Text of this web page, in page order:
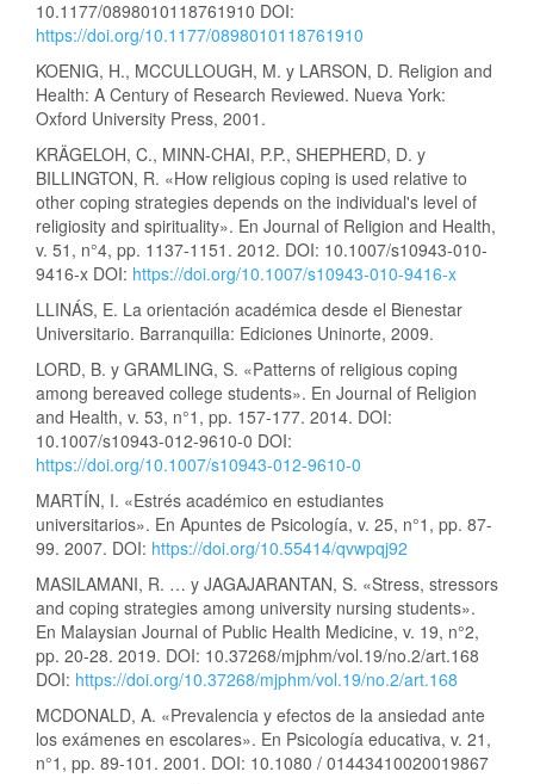
10.1177/0898010118761910 DOI:
https://doi.org/10.1177/0898010118761910
KOENIG, H., MCCULLOUGH, M. y LARSON, D. Religion and
Health: A Century of Research Reviewed. Nueva York:
Oxford University Press, 2001.
KRÄGELOH, C., MINN-CHAI, P.P., SHEPHERD, D. y
BILLINGTON, R. «How religious coping is used relative to
other coping strategies depends on the individual's level of
religiosity and spirituality». En Journal of Religion and Health,
v. 51, n°4, pp. 1137-1151. 2012. DOI: 10.1007/s10943-010-
9416-x DOI: https://doi.org/10.1007/s10943-010-9416-x
LLINÁS, E. La orientación académica desde el Bienestar
Universitario. Barranquilla: Ediciones Uninorte, 2009.
LORD, B. y GRAMLING, S. «Patterns of religious coping
among bereaved college students». En Journal of Religion
and Health, v. 53, n°1, pp. 157-177. 2014. DOI:
10.1007/s10943-012-9610-0 DOI:
https://doi.org/10.1007/s10943-012-9610-0
MARTÍN, I. «Estrés académico en estudiantes
universitarios». En Apuntes de Psicología, v. 25, n°1, pp. 87-
99. 2007. DOI: https://doi.org/10.55414/qvwpqj92
MASILAMANI, R. … y JAGAJARANTAN, S. «Stress, stressors
and coping strategies among university nursing students».
En Malaysian Journal of Public Health Medicine, v. 19, n°2,
pp. 20-28. 2019. DOI: 10.37268/mjphm/vol.19/no.2/art.168
DOI: https://doi.org/10.37268/mjphm/vol.19/no.2/art.168
MCDONALD, A. «Prevalencia y efectos de la ansiedad ante
los exámenes en escolares». En Psicología educativa, v. 21,
n°1, pp. 89-101. 2001. DOI: 10.1080 / 01443410020019867